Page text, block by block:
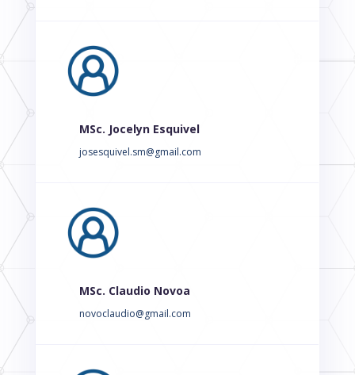
MSc. Jocelyn Esquivel
josesquivel.sm@gmail.com
MSc. Claudio Novoa
novoclaudio@gmail.com